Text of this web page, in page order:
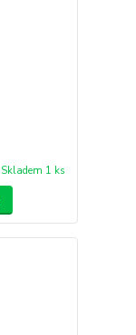
Skladem 1 ks